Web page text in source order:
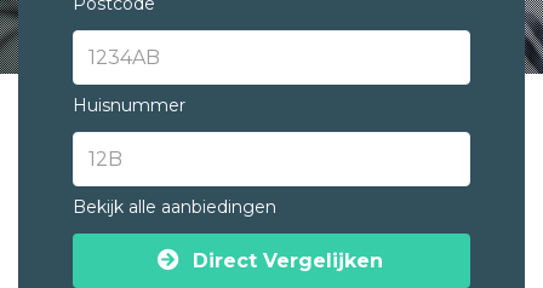
Huisnummer
Bekijk alle aanbiedingen
Direct Vergelijken